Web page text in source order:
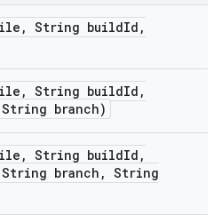
, String buildId ,
, String buildId ,
String branch)
, String buildId ,
String branch , String